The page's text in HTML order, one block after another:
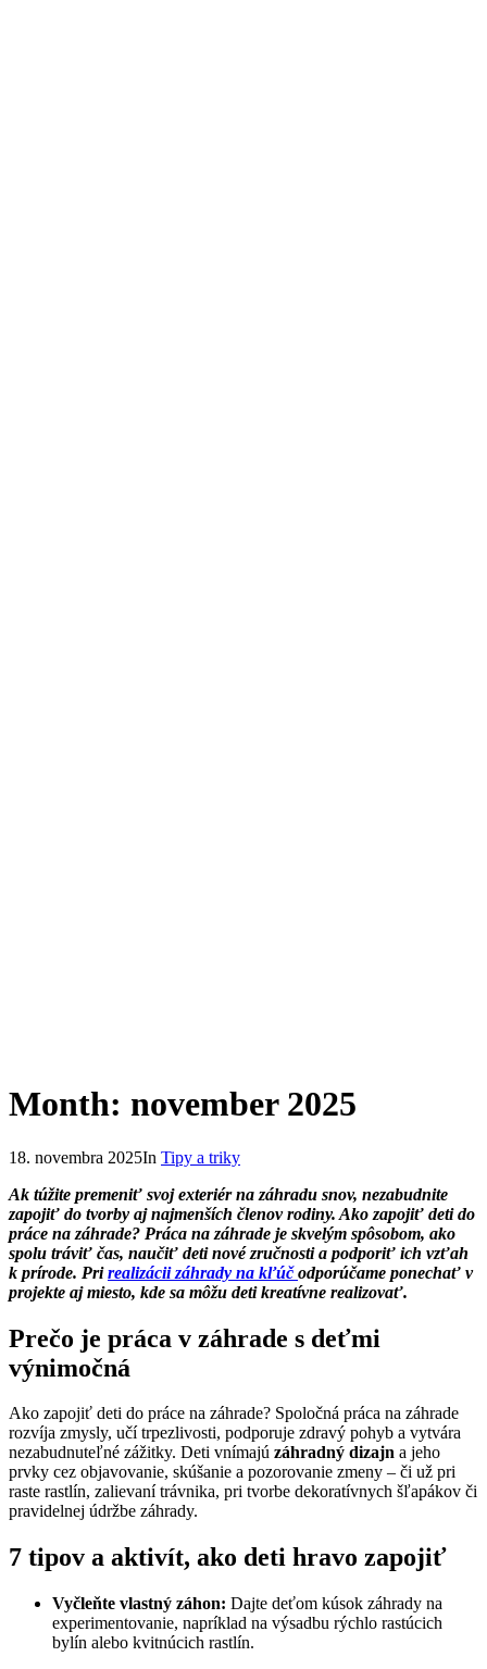
Month: november 2025
18. novembra 2025In Tipy a triky
Ak túžite premeniť svoj exteriér na záhradu snov, nezabudnite
zapojiť do tvorby aj najmenších členov rodiny. Ako zapojiť deti do
práce na záhrade? Práca na záhrade je skvelým spôsobom, ako
spolu tráviť čas, naučiť deti nové zručnosti a podporiť ich vzťah
k prírode. Prirealizácii záhrady na kľúčodporúčame ponechať v
projekte aj miesto, kde sa môžu deti kreatívne realizovať.
Prečo je práca v záhrade s deťmi
výnimočná
Ako zapojiť deti do práce na záhrade? Spoločná práca na záhrade
rozvíja zmysly, učí trpezlivosti, podporuje zdravý pohyb a vytvára
nezabudnuteľné zážitky. Deti vnímajú záhradný dizajn a jeho
prvky cez objavovanie, skúšanie a pozorovanie zmeny – či už pri
raste rastlín, zalievaní trávnika, pri tvorbe dekoratívnych šľapákov či
pravidelnej údržbe záhrady.​
7 tipov a aktivít, ako deti hravo zapojiť
Vyčleňte vlastný záhon: Dajte deťom kúsok záhrady na
experimentovanie, napríklad na výsadbu rýchlo rastúcich
bylín alebo kvitnúcich rastlín.